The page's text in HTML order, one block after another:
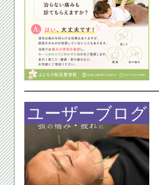
ユーザーブログ